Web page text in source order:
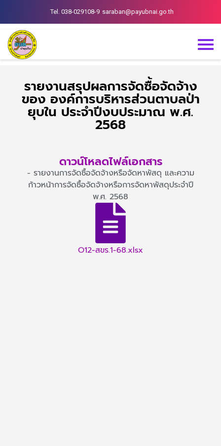
Tel. 038-029108-9 saraban@payubnai.go.th
รายงานสรุปผลการจัดซื้อจัดจ้าง
ของ องค์การบริหารส่วนตาบลป่า
ยุบใน ประจำปีงบประมาณ พ.ศ.
2568
ดาวน์โหลดไฟล์เอกสาร
- รายงานการจัดซื้อจัดจ้างหรือจัดหาพัสดุ และความ
ก้าวหน้าการจัดซื้อจัดจ้างหรือการจัดหาพัสดุประจำปี
พ.ศ. 2568
O12-สขร.1-68.xlsx